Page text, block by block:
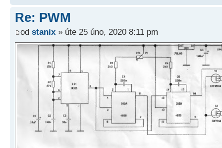
Re: PWM
od stanix » úte 25 úno, 2020 8:11 pm